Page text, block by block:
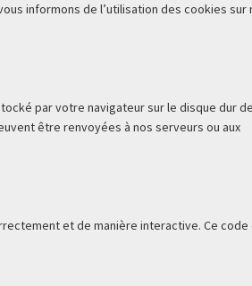
informons de l’utilisation des cookies sur
par votre navigateur sur le disque dur de
être renvoyées à nos serveurs ou aux
et de manière interactive. Ce code